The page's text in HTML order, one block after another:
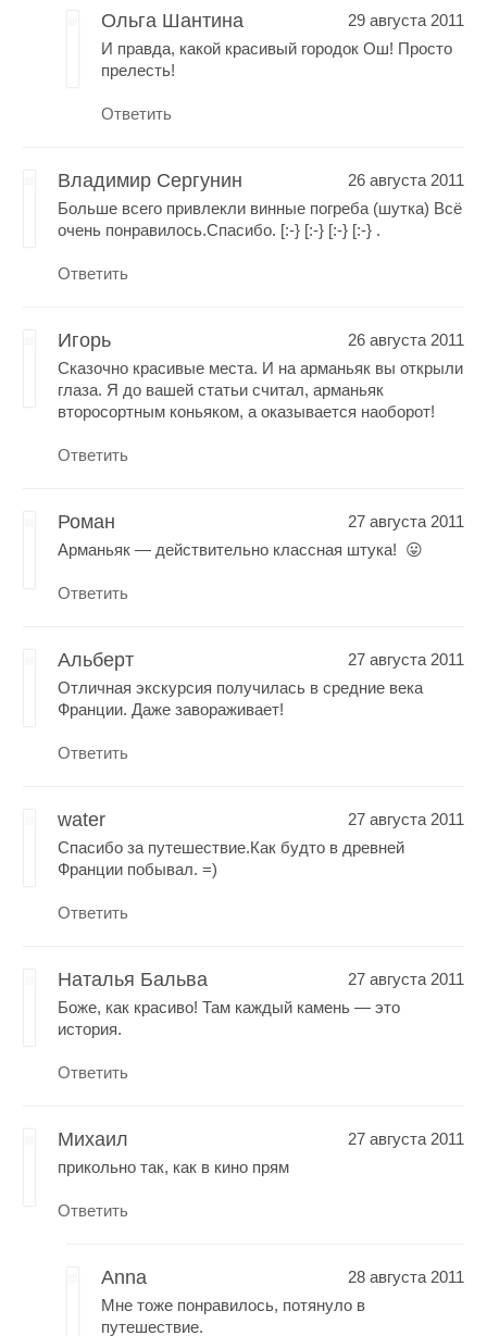
Ольга Шантина
29 августа 2011
И правда, какой красивый городок Ош! Просто
прелесть!
Ответить
Владимир Сергунин
26 августа 2011
Больше всего привлекли винные погреба (шутка) Всё
очень понравилось.Спасибо. [:-} [:-} [:-} [:-} .
Ответить
Игорь
26 августа 2011
Сказочно красивые места. И на арманьяк вы открыли
глаза. Я до вашей статьи считал, арманьяк
второсортным коньяком, а оказывается наоборот!
Ответить
Роман
27 августа 2011
Арманьяк — действительно классная штука! 😛
Ответить
Альберт
27 августа 2011
Отличная экскурсия получилась в средние века
Франции. Даже завораживает!
Ответить
water
27 августа 2011
Спасибо за путешествие.Как будто в древней
Франции побывал. =)
Ответить
Наталья Бальва
27 августа 2011
Боже, как красиво! Там каждый камень — это
история.
Ответить
Михаил
27 августа 2011
прикольно так, как в кино прям
Ответить
Anna
28 августа 2011
Мне тоже понравилось, потянуло в
путешествие.